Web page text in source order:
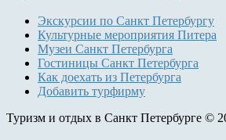
Экскурсии по Санкт Петербургу
Культурные мероприятия Питера
Музеи Санкт Петербурга
Гостиницы Санкт Петербурга
Как доехать из Петербурга
Добавить турфирму
Туризм и отдых в Санкт Петербурге ©